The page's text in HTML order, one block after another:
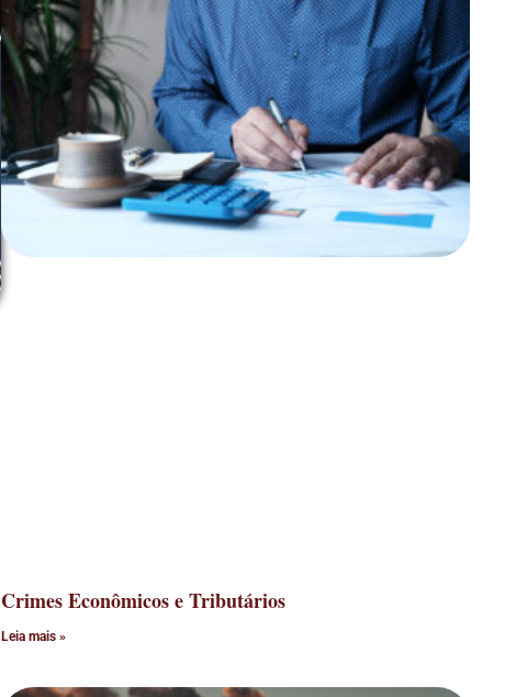
Crimes Econômicos e Tributários
Leia mais »